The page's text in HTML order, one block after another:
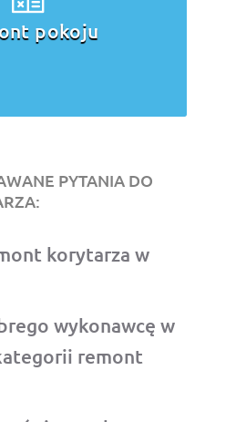
pokoju
PYTANIA DO
korytarza w
wykonawcę w
remont